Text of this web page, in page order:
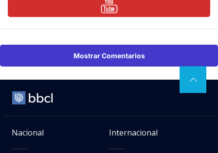
Mostrar Comentarios
Nacional Internacional